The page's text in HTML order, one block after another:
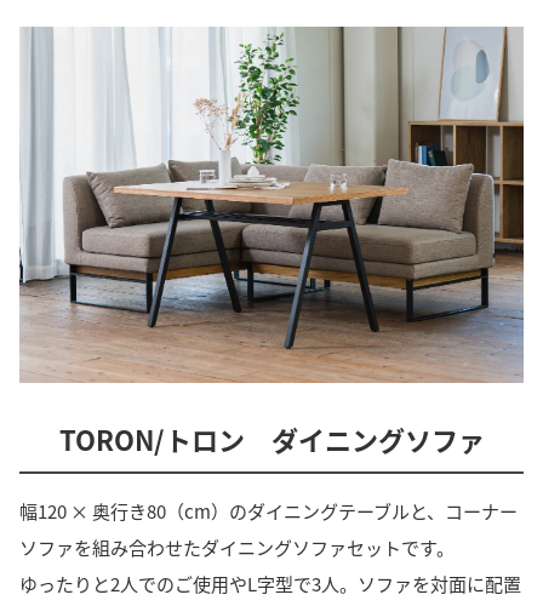
TORON/トロン ダイニングソファ
幅120 × 奥行き80（cm）のダイニングテーブルと、コーナー
ソファを組み合わせたダイニングソファセットです。
ゆったりと2人でのご使用やL字型で3人。ソファを対面に配置